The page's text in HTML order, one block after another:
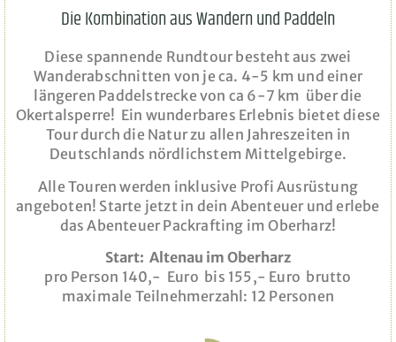
Die Kombination aus Wandern und Paddeln
Diese spannende Rundtour besteht aus zwei
Wanderabschnitten von je ca. 4-5 km und einer
längeren Paddelstrecke von ca 6-7 km über die
Okertalsperre! Ein wunderbares Erlebnis bietet diese
Tour durch die Natur zu allen Jahreszeiten in
Deutschlands nördlichstem Mittelgebirge.
Alle Touren werden inklusive Profi Ausrüstung
angeboten! Starte jetzt in dein Abenteuer und erlebe
das Abenteuer Packrafting im Oberharz!
Start: Altenau im Oberharz
pro Person 140,- Euro bis 155,- Euro brutto
maximale Teilnehmerzahl: 12 Personen